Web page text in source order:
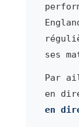
ses
Par
en
en